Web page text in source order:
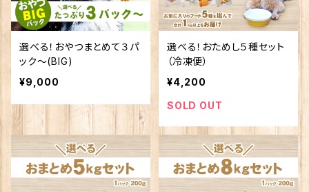
選べる！おやつまとめて３パ
ック～(BIG)
¥9,000
選べる！おためし５種セット
（冷凍便）
¥4,200
SOLD OUT